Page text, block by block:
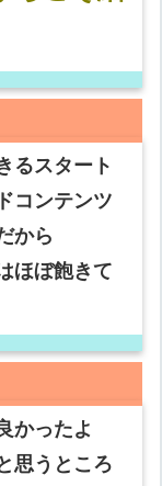
るスタート
コンテンツ
から
ほぼ飽きて
かったよ
思うところ